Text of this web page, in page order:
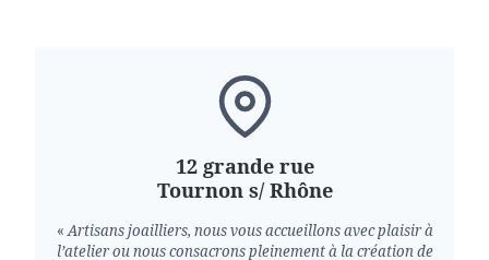
12 grande rue
Tournon s/ Rhône
« Artisans joailliers, nous vous accueillons avec plaisir à
l’atelier ou nous consacrons pleinement à la création de